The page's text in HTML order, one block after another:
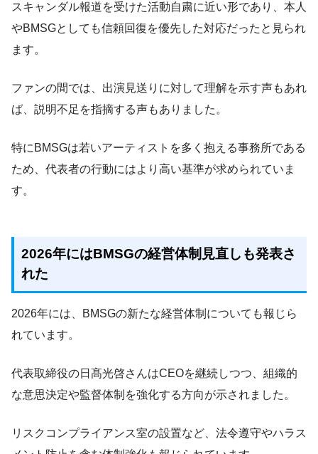
スキャンダル報道を受けた活動自粛に近い形であり、本人
やBMSGとしても信頼回復を優先した対応だったと見られ
ます。
ファンの間では、出演見送りに対して理解を示す声もあれ
ば、説明不足を指摘する声もありました。
特にBMSGは若いアーティストを多く抱える事務所である
ため、代表者の行動にはより高い基準が求められていま
す。
2026年にはBMSGの経営体制見直しも発表さ
れた
2026年には、BMSGの新たな経営体制についても報じら
れています。
代表取締役の日髙光啓さんはCEOを継続しつつ、組織的
な意思決定や監督体制を強化する方向が示されました。
リスクコンプライアンス室の設置など、法令遵守やハラス